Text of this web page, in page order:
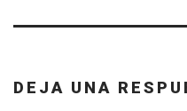
DEJA UNA